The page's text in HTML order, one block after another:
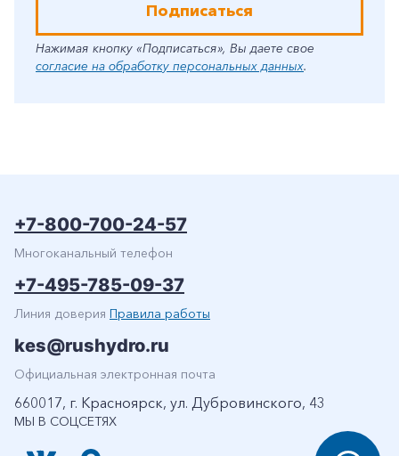
Подписаться
Нажимая кнопку «Подписаться», Вы даете свое
согласие на обработку персональных данных.
МЫ В СОЦСЕТЯХ
+7-800-700-24-57
Многоканальный телефон
+7-495-785-09-37
Линия доверия Правила работы
kes@rushydro.ru
Официальная электронная почта
660017, г. Красноярск, ул. Дубровинского, 43